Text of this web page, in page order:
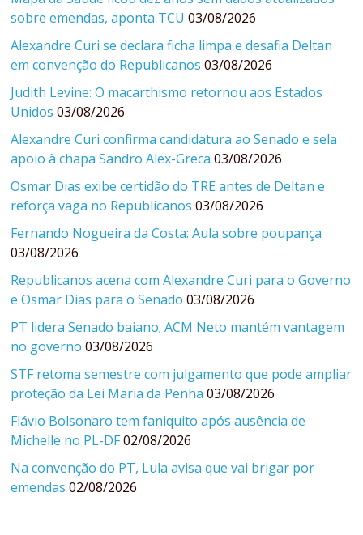
sobre emendas, aponta TCU 03/08/2026
Alexandre Curi se declara ficha limpa e desafia Deltan
em convenção do Republicanos 03/08/2026
Judith Levine: O macarthismo retornou aos Estados
Unidos 03/08/2026
Alexandre Curi confirma candidatura ao Senado e sela
apoio à chapa Sandro Alex-Greca 03/08/2026
Osmar Dias exibe certidão do TRE antes de Deltan e
reforça vaga no Republicanos 03/08/2026
Fernando Nogueira da Costa: Aula sobre poupança
03/08/2026
Republicanos acena com Alexandre Curi para o Governo
e Osmar Dias para o Senado 03/08/2026
PT lidera Senado baiano; ACM Neto mantém vantagem
no governo 03/08/2026
STF retoma semestre com julgamento que pode ampliar
proteção da Lei Maria da Penha 03/08/2026
Flávio Bolsonaro tem faniquito após ausência de
Michelle no PL-DF02/08/2026
Na convenção do PT, Lula avisa que vai brigar por
emendas 02/08/2026